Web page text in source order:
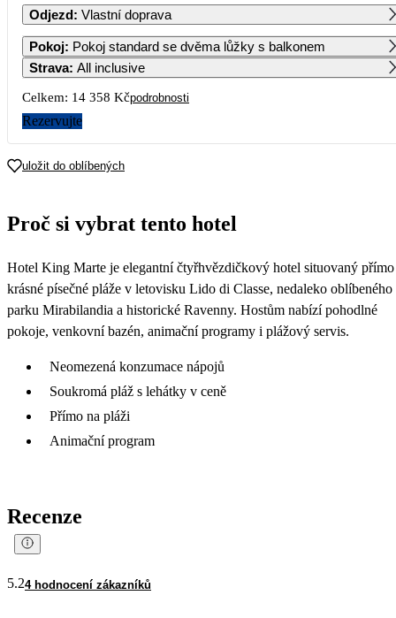
1 2
3 4 5 6 7 8 9
17
24
7 179
25 26 27
31
8 849
Odjezd: Vlastní doprava
Pokoj:
Pokoj standard se dvěma lůžky s balkonem
Strava: All inclusive
Celkem: 14 358 Kčpodrobnosti
Rezervujte
uložit do oblíbených
Proč si vybrat tento hotel
Hotel King Marte je elegantní čtyřhvězdičkový hotel situovaný
krásné písečné pláže v letovisku Lido di Classe, nedaleko oblíbeného
parku Mirabilandia a historické Ravenny. Hostům nabízí pohodlné
pokoje, venkovní bazén, animační programy i plážový servis.
Neomezená konzumace nápojů
Soukromá pláž s lehátky v ceně
Přímo na pláži
Animační program
Recenze
5.24 hodnocení zákazníků